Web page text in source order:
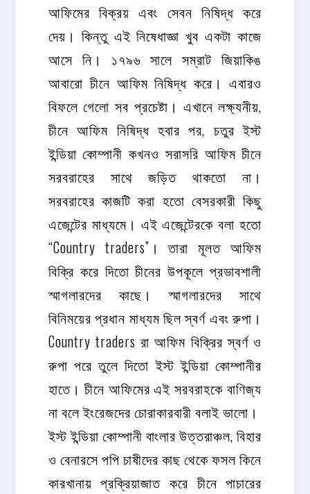
আফিমের বিক্রয় এবং সেবন নিষিদ্ধ করে
দেয়। কিন্তু এই নিষেধাজ্ঞা খুব একটা কাজে
আসে নি। ১৭৯৬ সালে সম্রাট জিয়াকিঙ
আবারো চীনে আফিম নিষিদ্ধ করে। এবারও
বিফলে গেলো সব প্রচেষ্টা। এখানে লক্ষ্যনীয়,
চীনে আফিম নিষিদ্ধ হবার পর, চতুর ইস্ট
ইন্ডিয়া কোম্পানী কখনও সরাসরি আফিম চীনে
সরবরাহের সাথে জড়িত থাকতো না।
সরবরাহের কাজটি করা হতো বেসরকারী কিছু
এজেন্টের মাধ্যমে। এই এজেন্টেরকে বলা হতো
“Country traders”। তারা মূলত আফিম
বিক্রি করে দিতো চীনের উপকূলে প্রভাবশালী
স্মাগলারদের কাছে। স্মাগলারদের সাথে
বিনিময়ের প্রধান মাধ্যম ছিল স্বর্ণ এবং রুপা।
Country traders রা আফিম বিক্রির স্বর্ণ ও
রুপা পরে তুলে দিতো ইস্ট ইন্ডিয়া কোম্পানীর
হাতে। চীনে আফিমের এই সরবরাহকে বাণিজ্য
না বলে ইংরেজদের চোরাকারবারী বলাই ভালো।
ইস্ট ইন্ডিয়া কোম্পানী বাংলার উত্তরাঞ্চল, বিহার
ও বেনারসে পপি চাষীদের কাছ থেকে ফসল কিনে
কারখানায় প্রক্রিয়াজাত করে চীনে পাচারের